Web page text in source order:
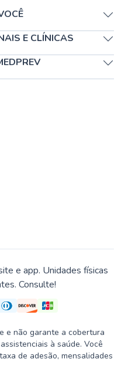
E CLÍNICAS
e app. Unidades físicas
Consulte!
e não garante a cobertura
à saúde. Você
de adesão, mensalidades